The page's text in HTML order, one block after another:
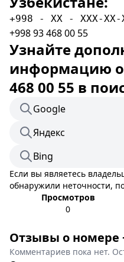
+998 - XX - XXX-XX-
+998 93 468 00 55
Узнайте
информацию о
468 00 55 в
Google
Яндекс
Bing
Если вы являетесь
обнаружили неточности,
Просмотров
0
Отзывы о номере
Комментариев пока нет.